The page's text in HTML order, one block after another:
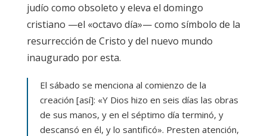
judío como obsoleto y eleva el domingo
cristiano —el «octavo día»— como símbolo de la
resurrección de Cristo y del nuevo mundo
inaugurado por esta.
El sábado se menciona al comienzo de la
creación [así]: «Y Dios hizo en seis días las obras
de sus manos, y en el séptimo día terminó, y
descansó en él, y lo santificó». Presten atención,